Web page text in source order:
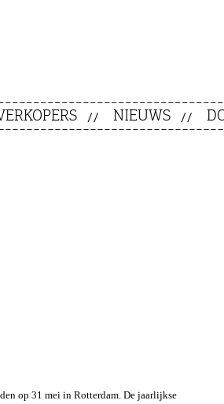
NIEUWS
op 31 mei in Rotterdam. De jaarlijkse